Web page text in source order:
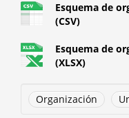
Esquema de
(CSV)
Esquema de
(XLSX)
Organización